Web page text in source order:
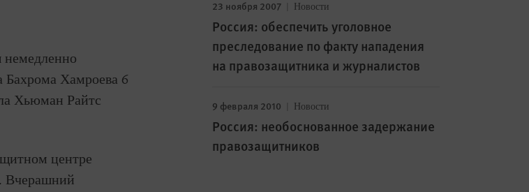
немедленно
Бахрома Хамроева 6
Хьюман Райтс
центре
Вчерашний
23 ноября 2007 Новости
Россия: обеспечить уголовное
преследование по факту нападения
на правозащитника и журналистов
9 февраля 2010 Новости
Россия: необоснованное задержание
правозащитников